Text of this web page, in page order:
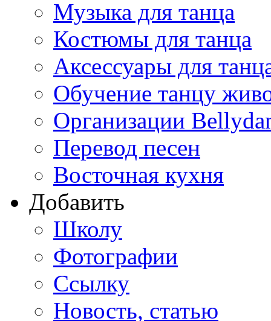
Музыка для танца
Костюмы для танца
Аксессуары для
Обучение танцу
Организации
Перевод песен
Восточная кухня
Добавить
Школу
Фотографии
Ссылку
Новость, статью